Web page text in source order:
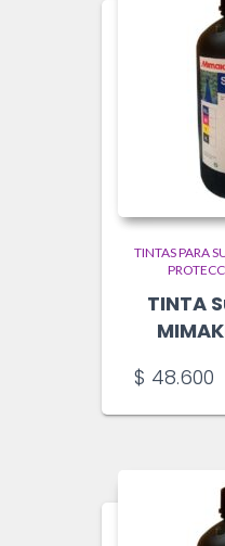
TINTAS PARA
TINTA
$ 48.600